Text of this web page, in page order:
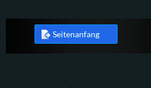
Seitenanfang